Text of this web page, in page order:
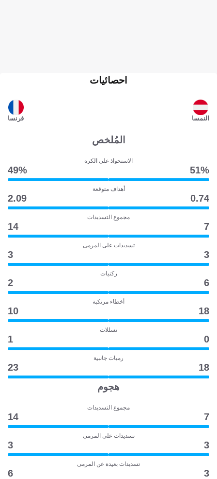
النمسا
احصائيات
فرنسا
المُلخص
الاستحواذ على الكرة
51‎%‎
49‎%‎
أهداف متوقعة
0.74
2.09
مجموع التسديدات
7
14
تسديدات على المرمى
3
3
ركنيات
6
2
أخطاء مرتكبة
18
10
تسللات
0
1
رميات جانبية
18
23
هجوم
مجموع التسديدات
7
14
تسديدات على المرمى
3
3
تسديدات بعيدة عن المرمى
3
6